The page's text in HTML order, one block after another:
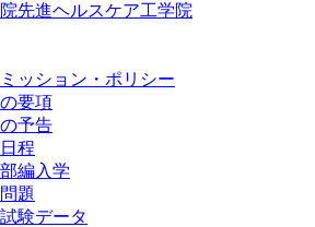
先進ヘルスケア工学院
ッション・ポリシー
要項
予告
程
編入学
題
験データ